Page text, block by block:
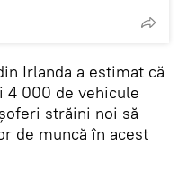
Irlanda a estimat că
4 000 de vehicule
străini noi să
de muncă în acest